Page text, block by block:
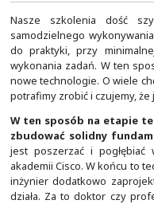
Za to w nas zaczęła
opracować
zagadnień, głównie
personalizacji tego co